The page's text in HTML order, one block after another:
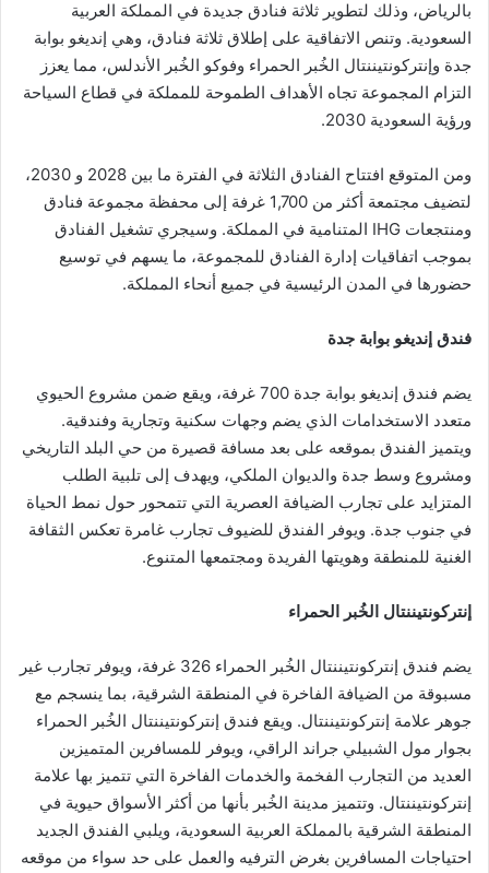
بالرياض، وذلك لتطوير ثلاثة فنادق جديدة في المملكة العربية
السعودية. وتنص الاتفاقية على إطلاق ثلاثة فنادق، وهي إنديغو بوابة
جدة وإنتركونتيننتال الخُبر الحمراء وفوكو الخُبر الأندلس، مما يعزز
التزام المجموعة تجاه الأهداف الطموحة للمملكة في قطاع السياحة
ورؤية السعودية 2030.
ومن المتوقع افتتاح الفنادق الثلاثة في الفترة ما بين 2028 و 2030،
لتضيف مجتمعة أكثر من 1,700 غرفة إلى محفظة مجموعة فنادق
ومنتجعات IHG المتنامية في المملكة. وسيجري تشغيل الفنادق
بموجب اتفاقيات إدارة الفنادق للمجموعة، ما يسهم في توسيع
حضورها في المدن الرئيسية في جميع أنحاء المملكة.
فندق إنديغو بوابة جدة
يضم فندق إنديغو بوابة جدة 700 غرفة، ويقع ضمن مشروع الحيوي
متعدد الاستخدامات الذي يضم وجهات سكنية وتجارية وفندقية.
ويتميز الفندق بموقعه على بعد مسافة قصيرة من حي البلد التاريخي
ومشروع وسط جدة والديوان الملكي، ويهدف إلى تلبية الطلب
المتزايد على تجارب الضيافة العصرية التي تتمحور حول نمط الحياة
في جنوب جدة. ويوفر الفندق للضيوف تجارب غامرة تعكس الثقافة
الغنية للمنطقة وهويتها الفريدة ومجتمعها المتنوع.
إنتركونتيننتال الخُبر الحمراء
يضم فندق إنتركونتيننتال الخُبر الحمراء 326 غرفة، ويوفر تجارب غير
مسبوقة من الضيافة الفاخرة في المنطقة الشرقية، بما ينسجم مع
جوهر علامة إنتركونتيننتال. ويقع فندق إنتركونتيننتال الخُبر الحمراء
بجوار مول الشبيلي جراند الراقي، ويوفر للمسافرين المتميزين
العديد من التجارب الفخمة والخدمات الفاخرة التي تتميز بها علامة
إنتركونتيننتال. وتتميز مدينة الخُبر بأنها من أكثر الأسواق حيوية في
المنطقة الشرقية بالمملكة العربية السعودية، ويلبي الفندق الجديد
احتياجات المسافرين بغرض الترفيه والعمل على حد سواء من موقعه